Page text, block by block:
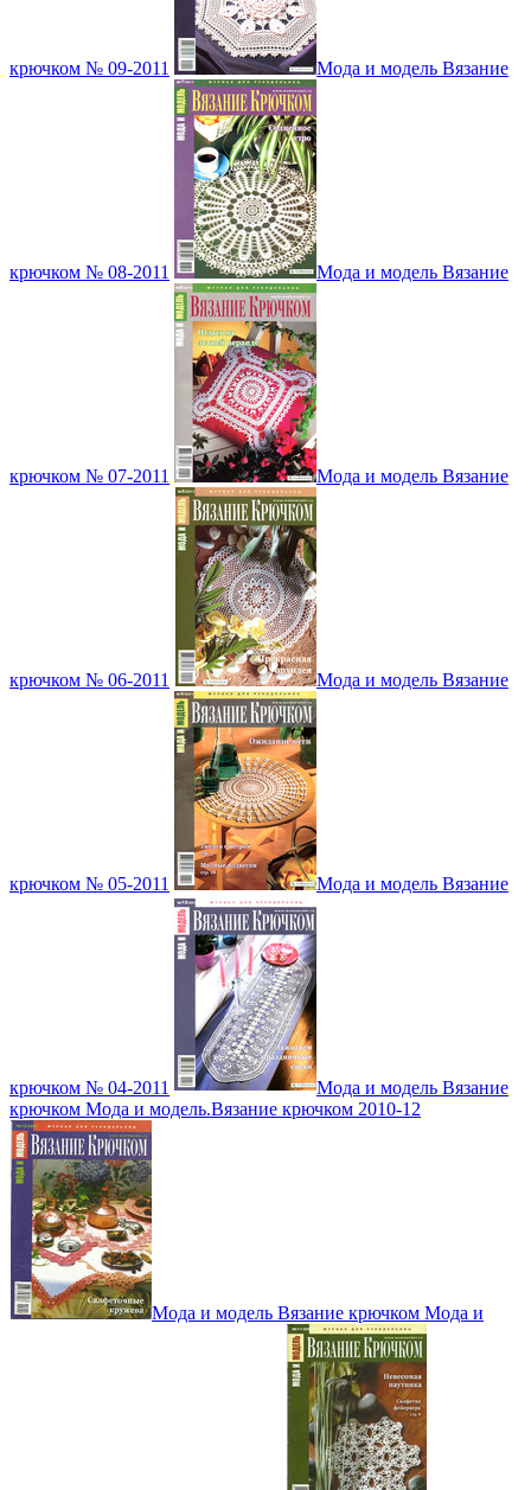
крючком № 09-2011 Мода и модель Вязание
крючком № 08-2011 Мода и модель Вязание
крючком № 07-2011 Мода и модель Вязание
крючком № 06-2011 Мода и модель Вязание
крючком № 05-2011 Мода и модель Вязание
крючком № 04-2011
Мода и модель Вязание
крючком Мода и модель.Вязание крючком 2010-12
Мода и модель Вязание крючком Мода и